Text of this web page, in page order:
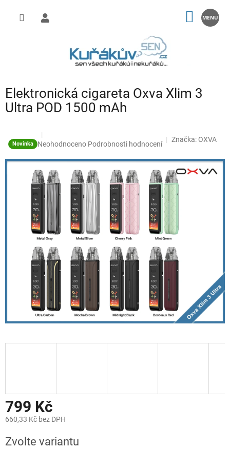
KOŠÍK
Elektronická cigareta Oxva Xlim 3
Ultra POD 1500 mAh
Novinka
Průměrné
produktu
je
0,0
5
hvězdiček.
Neohodnoceno Podrobnosti hodnocení
Značka: OXVA
799 Kč
660,33 Kč bez DPH
cena:
Zvolte variantu